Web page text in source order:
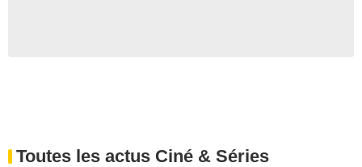
Toutes les actus Ciné & Séries